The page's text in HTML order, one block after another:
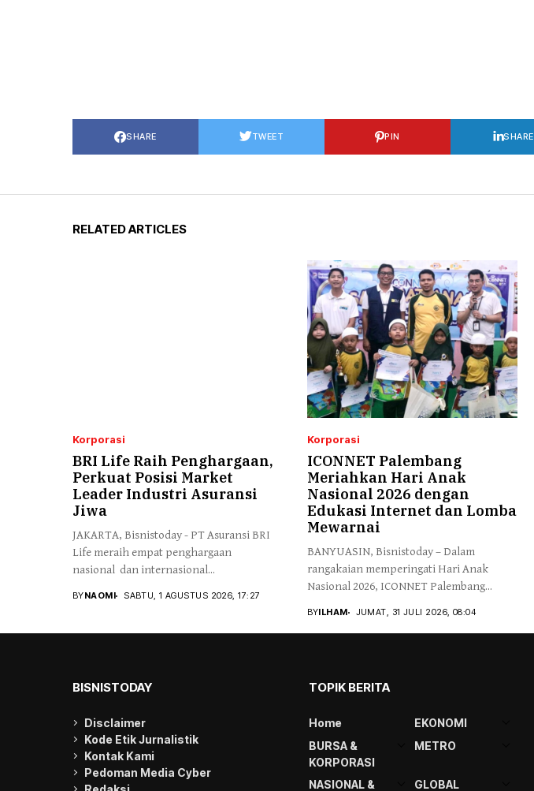
SHARE TWEET PIN SHARE
RELATED ARTICLES
Korporasi
BRI Life Raih Penghargaan,
Perkuat Posisi Market
Leader Industri Asuransi
Jiwa
JAKARTA, Bisnistoday - PT Asuransi BRI
Life meraih empat penghargaan
nasional dan internasional...
BYNAOMI SABTU, 1 AGUSTUS 2026, 17:27
Korporasi
ICONNET Palembang
Meriahkan Hari Anak
Nasional 2026 dengan
Edukasi Internet dan Lomba
Mewarnai
BANYUASIN, Bisnistoday – Dalam
rangakaian memperingati Hari Anak
Nasional 2026, ICONNET Palembang...
BYILHAM JUMAT, 31 JULI 2026, 08:04
BISNISTODAY
Disclaimer
Kode Etik Jurnalistik
Kontak Kami
Pedoman Media Cyber
TOPIK BERITA
Home
EKONOMI
BURSA &
KORPORASI
METRO
NASIONAL & GLOBAL